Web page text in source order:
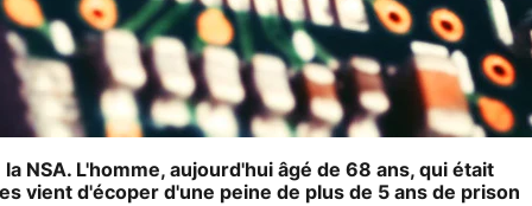
NSA. L'homme, aujourd'hui âgé de 68 ans, qui était
vient d'écoper d'une peine de plus de 5 ans de prison